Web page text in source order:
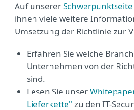
Auf unsererSchwerpunktseite
ihnen viele weitere
Umsetzung der Richtlinie zur
Erfahren Sie welche
Unternehmen von der
sind.
Lesen Sie unser
Lieferkette" zu den IT-